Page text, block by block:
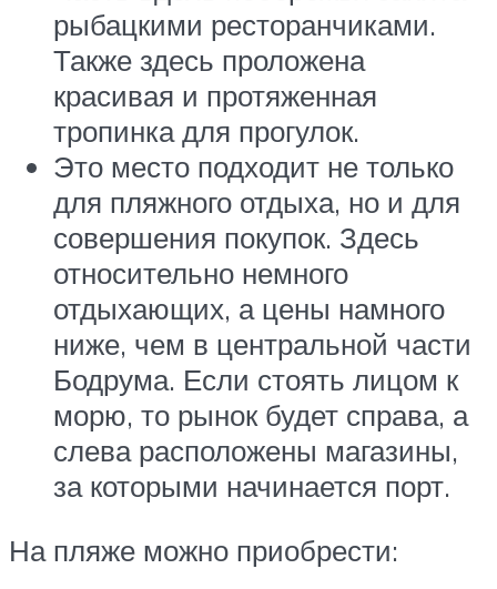
рыбацкими ресторанчиками.
Также здесь проложена
красивая и протяженная
тропинка для прогулок.
Это место подходит не только
для пляжного отдыха, но и для
совершения покупок. Здесь
относительно немного
отдыхающих, а цены намного
ниже, чем в центральной части
Бодрума. Если стоять лицом к
морю, то рынок будет справа, а
слева расположены магазины,
за которыми начинается порт.
На пляже можно приобрести: